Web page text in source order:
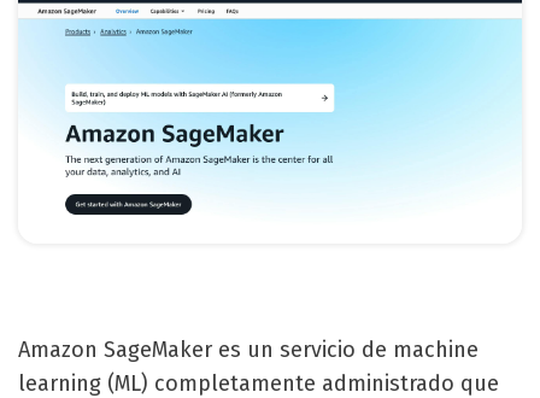
Amazon SageMaker es un servicio de machine
learning (ML) completamente administrado que